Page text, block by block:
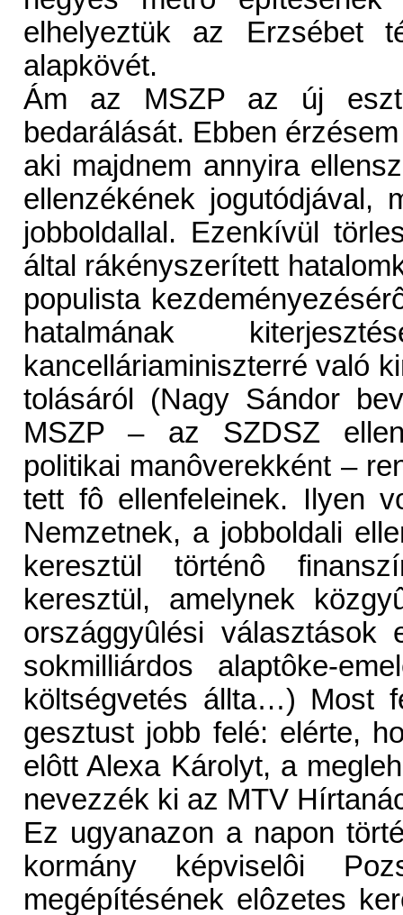
elhelyeztük az Erzsébet
alapkövét.
Ám az MSZP az új
bedarálását. Ebben
aki majdnem annyira
ellenzékének jogutódjával,
jobboldallal. Ezenkívül
által rákényszerített
populista
hatalmának
kancelláriaminiszterré való
tolásáról (Nagy Sándor
MSZP – az SZDSZ
politikai manôverekként –
tett fô ellenfeleinek. Ilyen
Nemzetnek, a jobboldali
keresztül történô
keresztül, amelynek
országgyûlési választások
sokmilliárdos alaptôke-
költségvetés állta…) Most
gesztust jobb felé: elérte,
elôtt Alexa Károlyt, a
nevezzék ki az MTV
Ez ugyanazon a napon
kormány képviselôi
megépítésének elôzetes